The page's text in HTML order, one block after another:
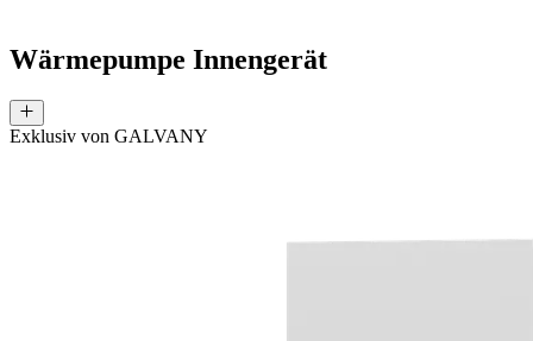
Wärmepumpe Innengerät
Exklusiv von GALVANY